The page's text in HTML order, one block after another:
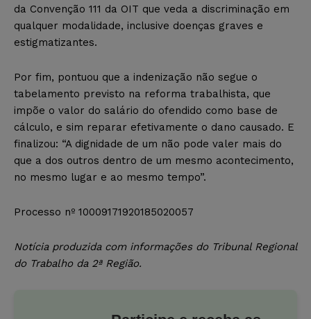
da Convenção 111 da OIT que veda a discriminação em
qualquer modalidade, inclusive doenças graves e
estigmatizantes.
Por fim, pontuou que a indenização não segue o
tabelamento previsto na reforma trabalhista, que
impõe o valor do salário do ofendido como base de
cálculo, e sim reparar efetivamente o dano causado. E
finalizou: “A dignidade de um não pode valer mais do
que a dos outros dentro de um mesmo acontecimento,
no mesmo lugar e ao mesmo tempo”.
Processo nº 10009171920185020057
Notícia produzida com informações do Tribunal Regional
do Trabalho da 2ª Região.